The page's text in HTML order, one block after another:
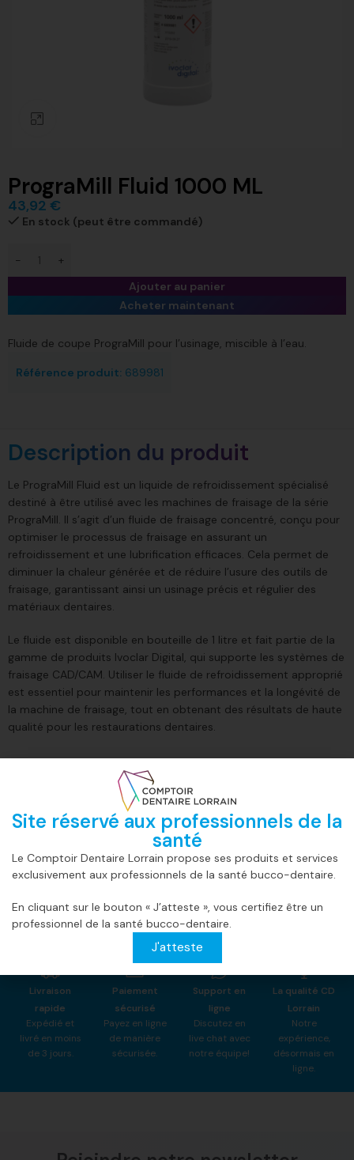
PrograMill Fluid 1000 ML
43,92 €
En stock (peut être commandé)
Ajouter au panier
Acheter maintenant
Fluide de coupe PrograMill pour l’usinage, miscible à l’eau.
Référence produit: 689981
Description du produit
Le PrograMill Fluid est un liquide de refroidissement spécialisé
destiné à être utilisé avec les machines de fraisage de la série
PrograMill. Il s’agit d’un fluide de fraisage concentré, conçu pour
optimiser le processus de fraisage en assurant un
refroidissement et une lubrification efficaces. Cela permet de
diminuer la chaleur générée et de réduire l’usure des outils de
fraisage, garantissant ainsi un usinage précis et régulier des
matériaux dentaires.
Le fluide est disponible en bouteille de 1 litre et fait partie de la
gamme de produits Ivoclar Digital, qui supporte les systèmes de
fraisage CAD/CAM. Utiliser le fluide de refroidissement approprié
est essentiel pour maintenir les performances et la longévité de
la machine de fraisage, tout en obtenant des résultats de haute
qualité pour les restaurations dentaires.
Informations complémentaires
POIDS 1,11 kg
Livraison
rapide
Expédié et
livré en moins
de 3 jours.
Paiement
sécurisé
Payez en ligne
de manière
sécurisée.
Support en
ligne
Discutez en
live chat avec
notre équipe!
La qualité CD
Lorrain
Notre
expérience,
désormais en
ligne.
Site réservé aux professionnels de la
santé
Le Comptoir Dentaire Lorrain propose ses produits et services
exclusivement aux professionnels de la santé bucco-dentaire.
En cliquant sur le bouton « J’atteste », vous certifiez être un
professionnel de la santé bucco-dentaire.
J'atteste